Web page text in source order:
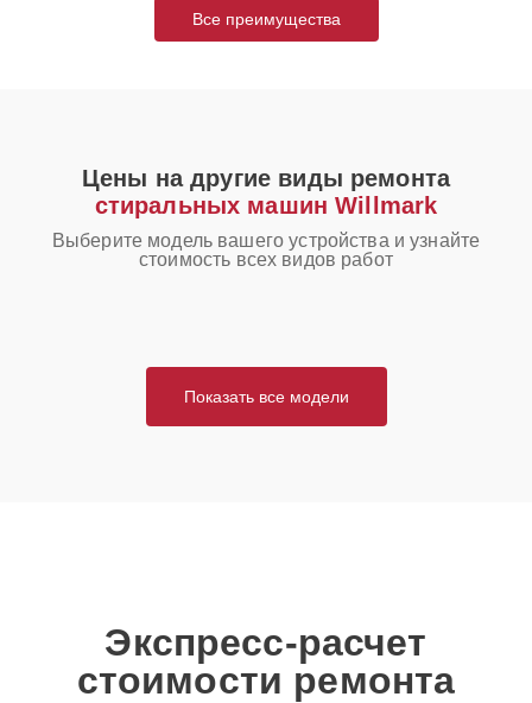
Все преимущества
Цены на другие виды ремонта
стиральных машин Willmark
Выберите модель вашего устройства и узнайте
стоимость всех видов работ
Показать все модели
Экспресс-расчет
стоимости ремонта